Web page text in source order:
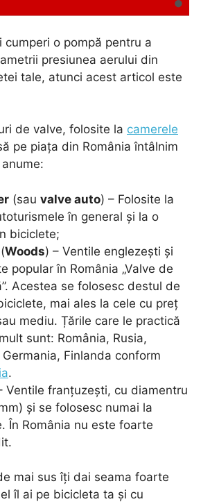
cumperi o pompă pentru a
presiunea aerului din
tale, atunci acest articol este
de valve, folosite la camerele
pe piața din România întâlnim
(sau valve auto) – Folosite la
în general și la o
biciclete;
(Woods) – Ventile englezești și
popular în România „Valve de
Acestea se folosesc destul de
mai ales la cele cu preț
mediu. Țările care le practică
sunt: România, Rusia,
Finlanda conform
.
Ventile franțuzești, cu diamentru
și se folosesc numai la
În România nu este foarte
mai sus îți dai seama foarte
îl ai pe bicicleta ta și cu